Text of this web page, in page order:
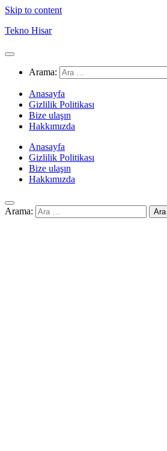
Skip to content
Tekno Hisar
Arama:
Anasayfa
Gizlilik Politikası
Bize ulaşın
Hakkımızda
Anasayfa
Gizlilik Politikası
Bize ulaşın
Hakkımızda
Arama: